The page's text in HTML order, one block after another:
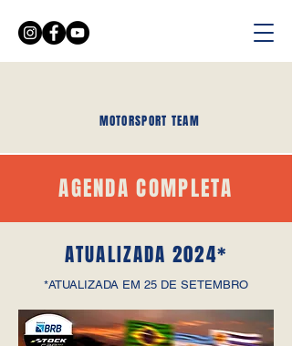
MOTORSPORT TEAM
AGENDA COMPLETA
ATUALIZADA 2024*
*ATUALIZADA EM 25 DE SETEMBRO